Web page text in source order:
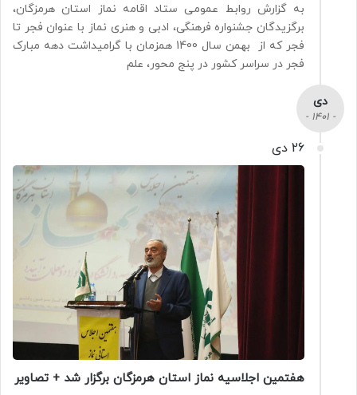
به گزارش روابط عمومی ستاد اقامه نماز استان هرمزگان،
برگزیدگان جشنواره فرهنگی، ادبی و هنری نماز با عنوان فجر تا
فجر که از بهمن سال 1400 همزمان با گرامیداشت دهه مبارک
فجر در سراسر کشور در پنج محور، علم
دی
- 1401 -
26 دی
هفتمین اجلاسیه نماز استان هرمزگان برگزار شد + تصاویر